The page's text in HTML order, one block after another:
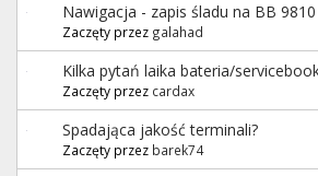
Nawigacja - zapis śladu na BB 9810
Zaczęty przez galahad
Kilka pytań laika bateria/
Zaczęty przez cardax
Spadająca jakość terminali?
Zaczęty przez barek74